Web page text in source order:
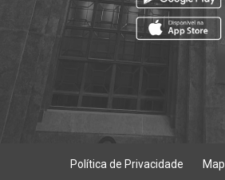
Política de Privacidade